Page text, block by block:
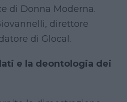
di Donna Moderna.
direttore
di Glocal.
e la deontologia dei